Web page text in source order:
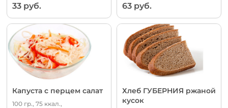
33 руб. 63 руб.
Капуста с перцем салат
100 гр., 75 ккал.,
Хлеб ГУБЕРНИЯ ржаной
кусок